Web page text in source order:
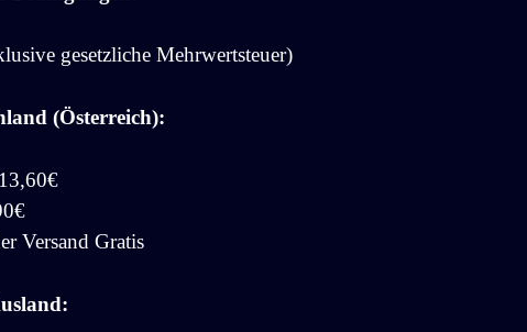
gesetzliche Mehrwertsteuer)
(Österreich):
Versand Gratis